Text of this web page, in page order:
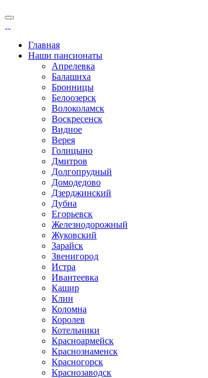
Главная
Наши пансионаты
Апрелевка
Балашиха
Бронницы
Белоозерск
Волоколамск
Воскресенск
Видное
Верея
Голицыно
Дмитров
Долгопрудный
Домодедово
Дзерджинский
Дубна
Егорьевск
Железнодорожный
Жуковский
Зарайск
Звенигород
Истра
Ивантеевка
Кашир
Клин
Коломна
Королев
Котельники
Красноармейск
Краснознаменск
Красногорск
Краснозаводск